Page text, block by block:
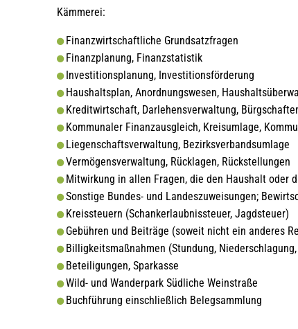
Kämmerei:
Finanzwirtschaftliche Grundsatzfragen
Finanzplanung, Finanzstatistik
Investitionsplanung, Investitionsförderung
Haushaltsplan, Anordnungswesen,
Kreditwirtschaft, Darlehensverwaltung,
Kommunaler Finanzausgleich, Kreisumlage,
Liegenschaftsverwaltung, Bezirksverbandsumlage
Vermögensverwaltung, Rücklagen, Rückstellungen
Mitwirkung in allen Fragen, die den Haushalt oder
Sonstige Bundes- und Landeszuweisungen;
Kreissteuern (Schankerlaubnissteuer, Jagdsteuer)
Gebühren und Beiträge (soweit nicht ein anderes
Billigkeitsmaßnahmen (Stundung,
Beteiligungen, Sparkasse
Wild- und Wanderpark Südliche Weinstraße
Buchführung einschließlich Belegsammlung